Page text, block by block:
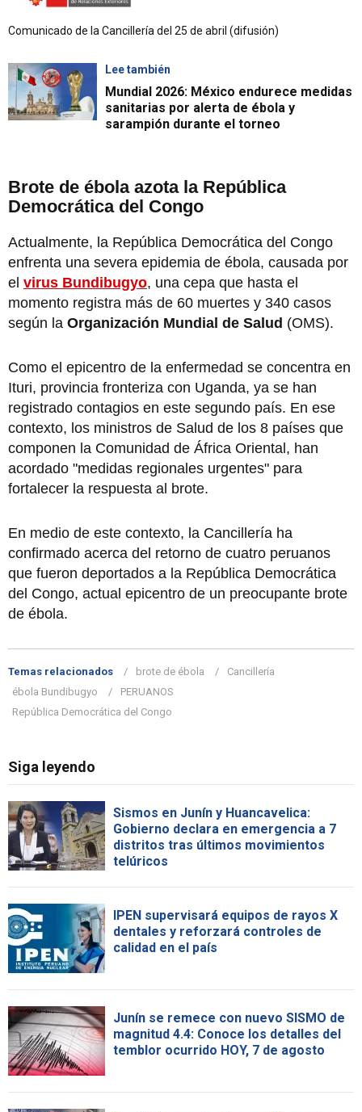
Comunicado de la Cancillería del 25 de abril (difusión)
Lee también
Mundial 2026: México endurece medidas
sanitarias por alerta de ébola y
sarampión durante el torneo
Brote de ébola azota la República
Democrática del Congo
Actualmente, la República Democrática del Congo
enfrenta una severa epidemia de ébola, causada por
el virus Bundibugyo, una cepa que hasta el
momento registra más de 60 muertes y 340 casos
según la Organización Mundial de Salud (OMS).
Como el epicentro de la enfermedad se concentra en
Ituri, provincia fronteriza con Uganda, ya se han
registrado contagios en este segundo país. En ese
contexto, los ministros de Salud de los 8 países que
componen la Comunidad de África Oriental, han
acordado "medidas regionales urgentes" para
fortalecer la respuesta al brote.
En medio de este contexto, la Cancillería ha
confirmado acerca del retorno de cuatro peruanos
que fueron deportados a la República Democrática
del Congo, actual epicentro de un preocupante brote
de ébola.
Temas relacionados brote de ébola
Cancillería
ébola Bundibugyo
PERUANOS
República Democrática del Congo
Siga leyendo
Sismos en Junín y Huancavelica:
Gobierno declara en emergencia a 7
distritos tras últimos movimientos
telúricos
IPEN supervisará equipos de rayos X
dentales y reforzará controles de
calidad en el país
Junín se remece con nuevo SISMO de
magnitud 4.4: Conoce los detalles del
temblor ocurrido HOY, 7 de agosto